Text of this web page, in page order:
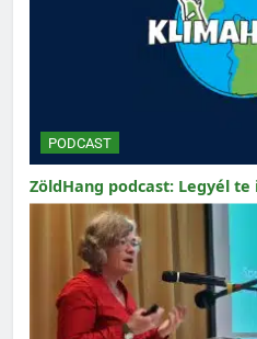
PODCAST
ZöldHang podcast: Legyél te